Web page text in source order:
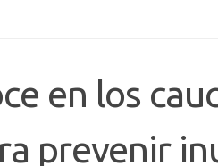
en los
prevenir